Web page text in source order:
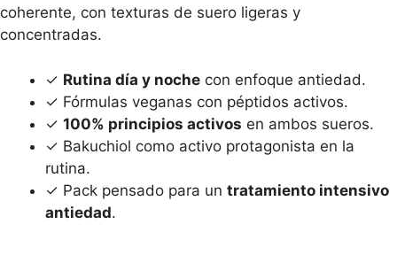
coherente, con texturas de suero ligeras y
concentradas.
✓ Rutina día y noche con enfoque antiedad.
✓ Fórmulas veganas con péptidos activos.
✓ 100% principios activos en ambos sueros.
✓ Bakuchiol como activo protagonista en la
rutina.
✓ Pack pensado para un tratamiento intensivo
antiedad.